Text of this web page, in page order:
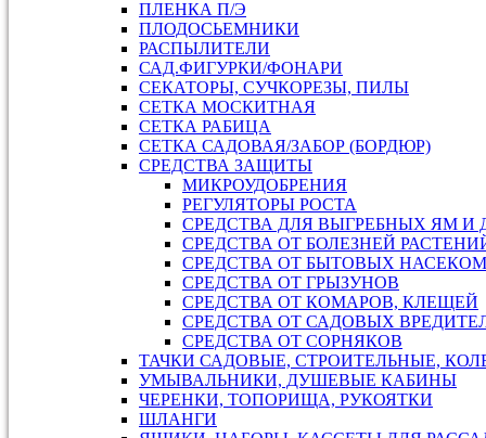
ПЛЕНКА П/Э
ПЛОДОСЬЕМНИКИ
РАСПЫЛИТЕЛИ
САД.ФИГУРКИ/ФОНАРИ
СЕКАТОРЫ, СУЧКОРЕЗЫ, ПИЛЫ
СЕТКА МОСКИТНАЯ
СЕТКА РАБИЦА
СЕТКА САДОВАЯ/ЗАБОР (БОРДЮР)
СРЕДСТВА ЗАЩИТЫ
МИКРОУДОБРЕНИЯ
РЕГУЛЯТОРЫ РОСТА
СРЕДСТВА ДЛЯ ВЫГРЕБНЫХ ЯМ И
СРЕДСТВА ОТ БОЛЕЗНЕЙ
СРЕДСТВА ОТ БЫТОВЫХ
СРЕДСТВА ОТ ГРЫЗУНОВ
СРЕДСТВА ОТ КОМАРОВ, КЛЕЩЕЙ
СРЕДСТВА ОТ САДОВЫХ
СРЕДСТВА ОТ СОРНЯКОВ
ТАЧКИ САДОВЫЕ, СТРОИТЕЛЬНЫЕ,
УМЫВАЛЬНИКИ, ДУШЕВЫЕ КАБИНЫ
ЧЕРЕНКИ, ТОПОРИЩА, РУКОЯТКИ
ШЛАНГИ